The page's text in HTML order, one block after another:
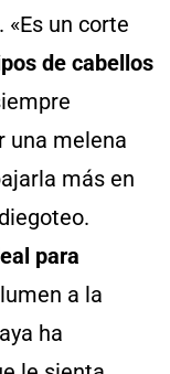
un corte
de cabellos
una melena
más en
para
a la
ha